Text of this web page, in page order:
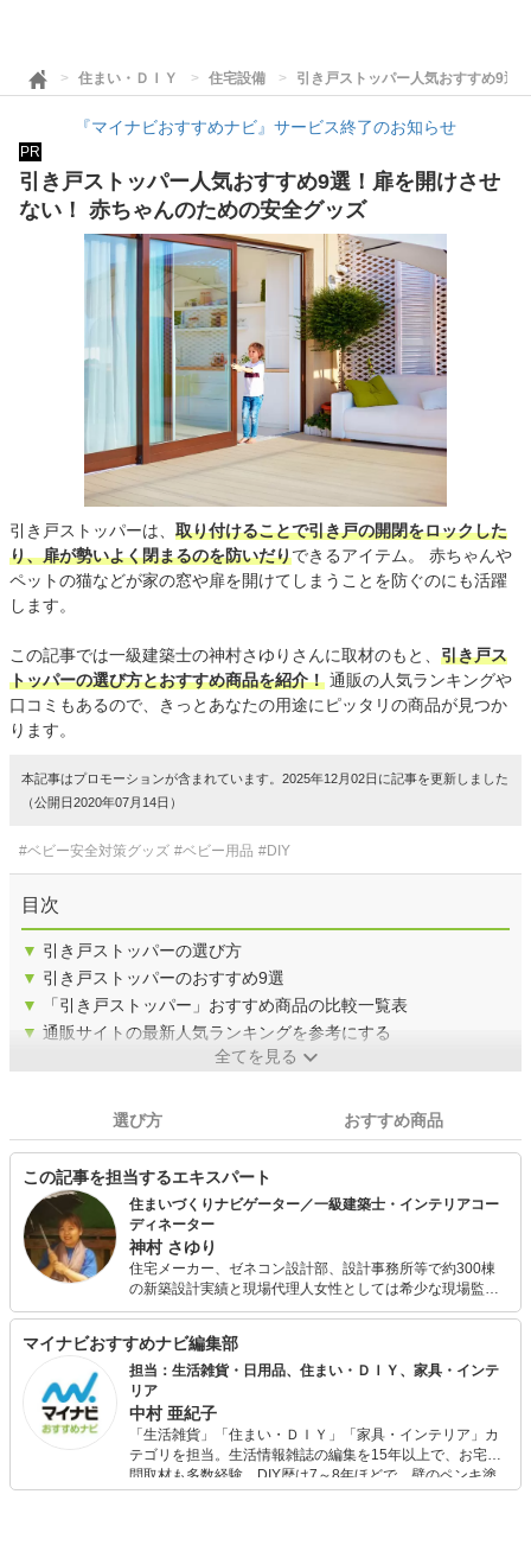
住まい・ＤＩＹ 住宅設備 引き戸ストッパー人気おすすめ9選
『マイナビおすすめナビ』サービス終了のお知らせ
PR
引き戸ストッパー人気おすすめ9選！扉を開けさせ
ない！ 赤ちゃんのための安全グッズ
引き戸ストッパーは、 取り付けることで引き戸の開閉をロックした
り、扉が勢いよく閉まるのを防いだりできるアイテム。 赤ちゃんや
ペットの猫などが家の窓や扉を開けてしまうことを防ぐのにも活躍
します。
この記事では一級建築士の神村さゆりさんに取材のもと、 引き戸ス
トッパーの選び方とおすすめ商品を紹介！ 通販の人気ランキングや
口コミもあるので、きっとあなたの用途にピッタリの商品が見つか
ります。
本記事はプロモーションが含まれています。2025年12月02日に記事を更新しました
（公開日2020年07月14日）
#ベビー安全対策グッズ #ベビー用品 #DIY
目次
▼ 引き戸ストッパーの選び方
▼ 引き戸ストッパーのおすすめ9選
▼
「引き戸ストッパー」おすすめ商品の比較一覧表
▼ 通販サイトの最新人気ランキングを参考にする
全てを見る
選び方 おすすめ商品
この記事を担当するエキスパート
住まいづくりナビゲーター／一級建築士・インテリアコー
ディネーター
神村 さゆり
住宅メーカー、ゼネコン設計部、設計事務所等で約300棟
の新築設計実績と現場代理人女性としては希少な現場監督
経験を生かしリフォーム物件も約70棟手がける。 住宅や暮
的機関・学校等にて講師としてこれまで述べ5000人以上を
指導。 整理収納アドバイザー、ルームスタイリスト資格認
定講師として800名余の資格者を認定。また資格試験対策
として二級建築士やインテリアコーディネーターの受験指
導も行っている。手描き図面やイラストでのプレゼンにも
定評があり、多くの文具を試してきた。 多趣味が高じて醗
酵教室や手抜き家事教室を開催し好評を得ている。 子ども
３人。A型・獅子座
マイナビおすすめナビ編集部
担当：生活雑貨・日用品、住まい・ＤＩＹ、家具・インテ
リア
中村 亜紀子
「生活雑貨」「住まい・ＤＩＹ」「家具・インテリア」カ
テゴリを担当。生活情報雑誌の編集を15年以上で、お宅訪
問取材も多数経験。DIY歴は7～8年ほどで、壁のペンキ塗
りや壁紙チェンジなどもチャレンジ済み。初心者でもモノ